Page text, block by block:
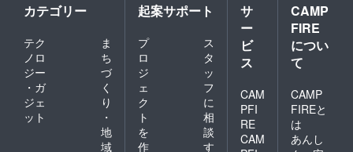
カテゴリー
テク
ノロ
ジー
・ガ
ジェ
ット
ま
ち
づ
く
り
・
地
域
起案サポート
プ
ロ
ジ
ェ
ク
ト
を
作
ス
タ
ッ
フ
に
相
談
す
サ
ー
ビ
ス
CAM
PFI
RE
CAM
CAMP
FIRE
につい
て
CAMP
FIREと
は
あんし